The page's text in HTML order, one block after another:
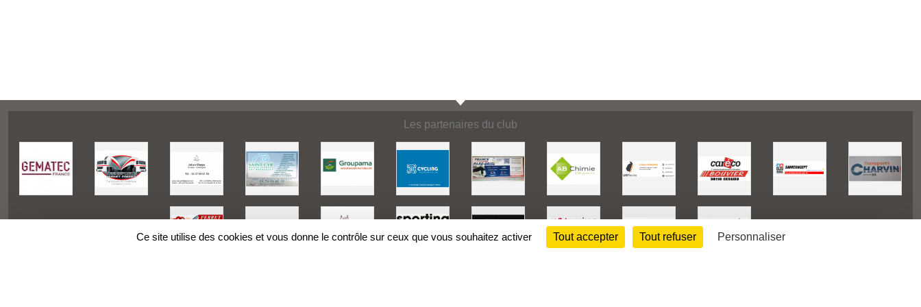
Les partenaires du club
Ce site utilise des cookies et vous donne le contrôle sur ceux que vous souhaitez activer Tout accepter Tout refuser Personnaliser